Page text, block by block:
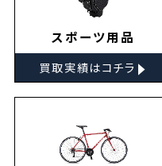
スポーツ用品
買取実績はコチラ ▸